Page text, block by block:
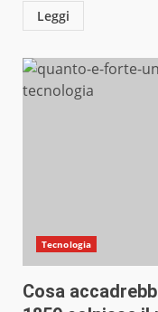
Leggi
Tecnologia
Cosa